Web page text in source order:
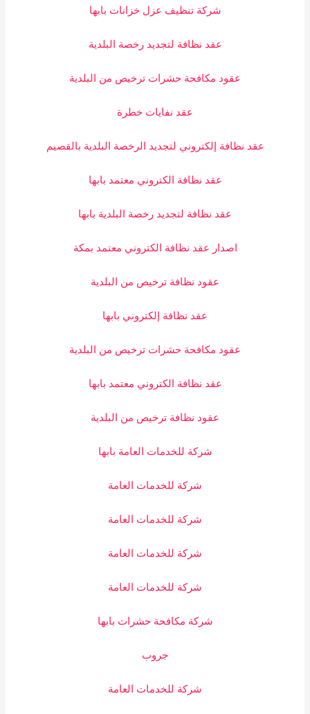
شركة تنظيف عزل خزانات بابها
عقد نظافة لتجديد رخصة البلدية
عقود مكافحة حشرات ترخيص من البلدية
عقد نفايات خطرة
عقد نظافة إلكتروني لتجديد الرخصة البلدية بالقصيم
عقد نظافة الكتروني معتمد بابها
عقد نظافة لتجديد رخصة البلدية بابها
اصدار عقد نظافة الكتروني معتمد بمكة
عقود نظافة ترخيص من البلدية
عقد نظافة إلكتروني بابها
عقود مكافحة حشرات ترخيص من البلدية
عقد نظافة الكتروني معتمد بابها
عقود نظافة ترخيص من البلدية
شركة للخدمات العامة بابها
شركة للخدمات العامة
شركة للخدمات العامة
شركة للخدمات العامة
شركة للخدمات العامة
شركة مكافحة حشرات بابها
جروب
شركة للخدمات العامة